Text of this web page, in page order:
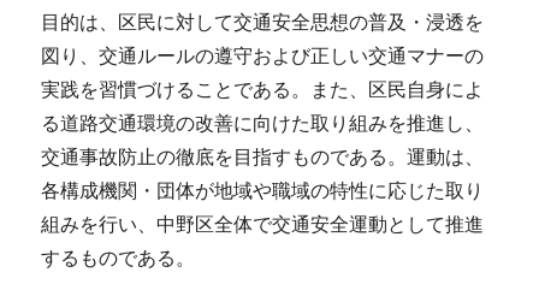
目的は、区民に対して交通安全思想の普及・浸透を
図り、交通ルールの遵守および正しい交通マナーの
実践を習慣づけることである。また、区民自身によ
る道路交通環境の改善に向けた取り組みを推進し、
交通事故防止の徹底を目指すものである。運動は、
各構成機関・団体が地域や職域の特性に応じた取り
組みを行い、中野区全体で交通安全運動として推進
するものである。